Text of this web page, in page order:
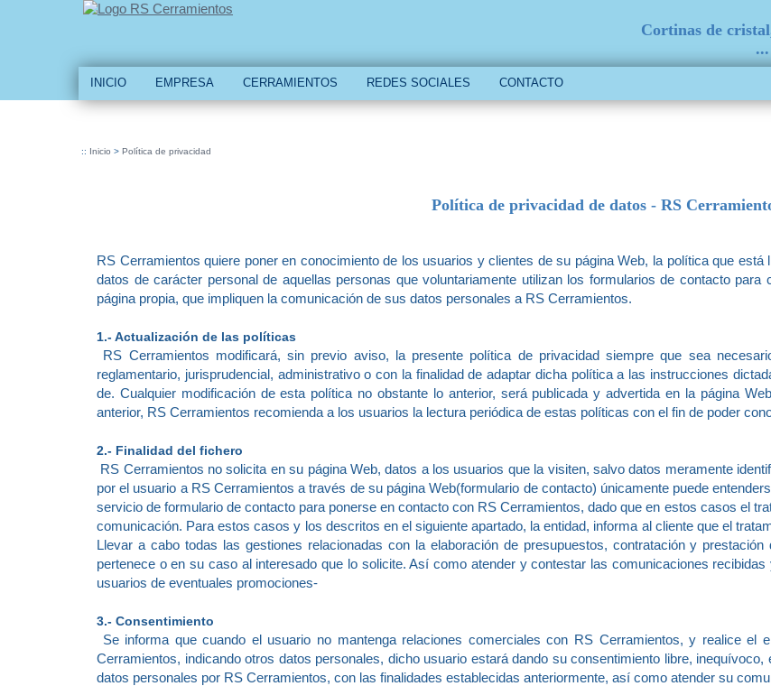
Cortinas de
...
INICIO EMPRESA CERRAMIENTOS REDES SOCIALES CONTACTO
:: Inicio > Política de privacidad
Política de privacidad de datos - RS
RS Cerramientos quiere poner en conocimiento de los usuarios y clientes de su página Web, la política que
datos de carácter personal de aquellas personas que voluntariamente utilizan los formularios de contacto
página propia, que impliquen la comunicación de sus datos personales a RS Cerramientos.
1.- Actualización de las políticas
RS Cerramientos modificará, sin previo aviso, la presente política de privacidad siempre que sea
reglamentario, jurisprudencial, administrativo o con la finalidad de adaptar dicha política a las instrucciones
de. Cualquier modificación de esta política no obstante lo anterior, será publicada y advertida en la página
anterior, RS Cerramientos recomienda a los usuarios la lectura periódica de estas políticas con el fin de poder
2.- Finalidad del fichero
RS Cerramientos no solicita en su página Web, datos a los usuarios que la visiten, salvo datos meramente
por el usuario a RS Cerramientos a través de su página Web(formulario de contacto) únicamente puede
servicio de formulario de contacto para ponerse en contacto con RS Cerramientos, dado que en estos casos el
comunicación. Para estos casos y los descritos en el siguiente apartado, la entidad, informa al cliente que el
Llevar a cabo todas las gestiones relacionadas con la elaboración de presupuestos, contratación y
pertenece o en su caso al interesado que lo solicite. Así como atender y contestar las comunicaciones
usuarios de eventuales promociones-
3.- Consentimiento
Se informa que cuando el usuario no mantenga relaciones comerciales con RS Cerramientos, y realice
Cerramientos, indicando otros datos personales, dicho usuario estará dando su consentimiento libre,
datos personales por RS Cerramientos, con las finalidades establecidas anteriormente, así como atender su